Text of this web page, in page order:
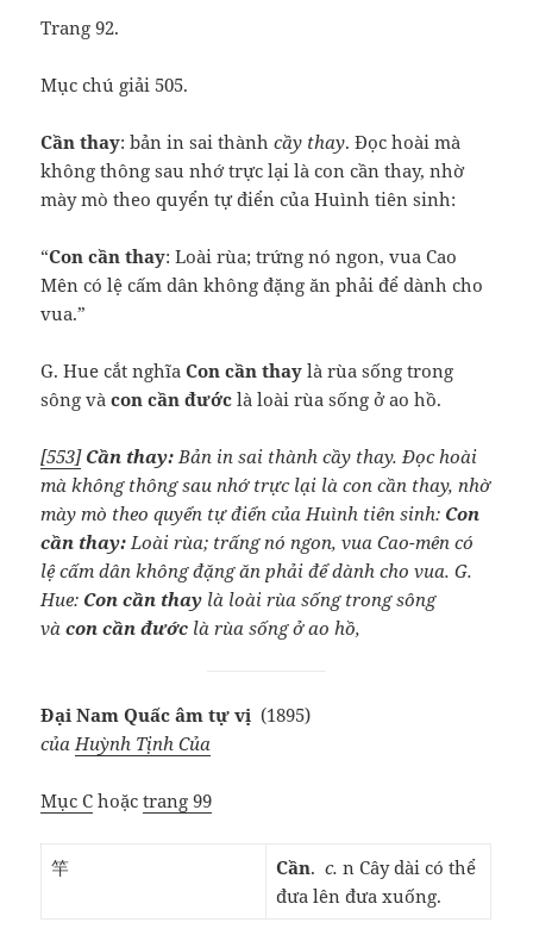
Trang 92.
Mục chú giải 505.
Cần thay: bản in sai thànhcầy thay. Đọc hoài mà
không thông sau nhớ trực lại là con cần thay, nhờ
mày mò theo quyển tự điển của Huình tiên sinh:
“Con cần thay: Loài rùa; trứng nó ngon, vua Cao
Mên có lệ cấm dân không đặng ăn phải để dành cho
vua.”
G. Hue cắt nghĩaCon cần thay là rùa sống trong
sông vàcon cần đước là loài rùa sống ở ao hồ.
[553] Cần thay:Bản in sai thành cầy thay. Đọc hoài
mà không thông sau nhớ trực lại là con cần thay, nhờ
mày mò theo quyển tự điển của Huình tiên sinh: Con
cần thay:Loài rùa; trấng nó ngon, vua Cao-mên có
lệ cấm dân không đặng ăn phải để dành cho vua. G.
Hue: Con cần thay là loài rùa sống trong sông
vàcon cần đước là rùa sống ở ao hồ,
Đại Nam Quấc âm tự vị (1895)
của Huỳnh Tịnh Của
Mục C hoặctrang 99
竿 Cần. c. n Cây dài có thể
đưa lên đưa xuống.